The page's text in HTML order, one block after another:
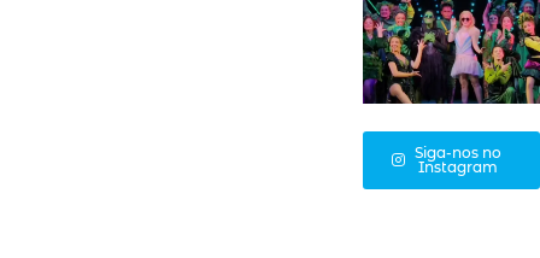
Siga-nos no
Instagram